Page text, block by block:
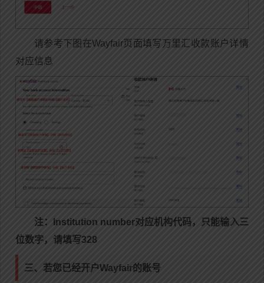
请参考下图在Wayfair页面填写万里汇收款账户详情
对应信息
注：Institution number对应机构代码，只能输入三
位数字，请填写328
三、若您已经开户Wayfair的账号